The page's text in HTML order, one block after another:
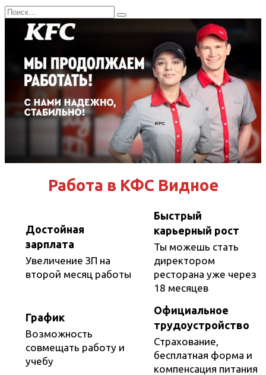
Перейти
содержанию
Search
Работа в КФС Видное
Достойная
зарплата
Увеличение ЗП на
второй месяц работы
Быстрый
карьерный рост
Ты можешь стать
директором
ресторана уже через
18 месяцев
График
Возможность
совмещать работу и
учебу
Официальное
трудоустройство
Страхование,
бесплатная форма и
компенсация питания